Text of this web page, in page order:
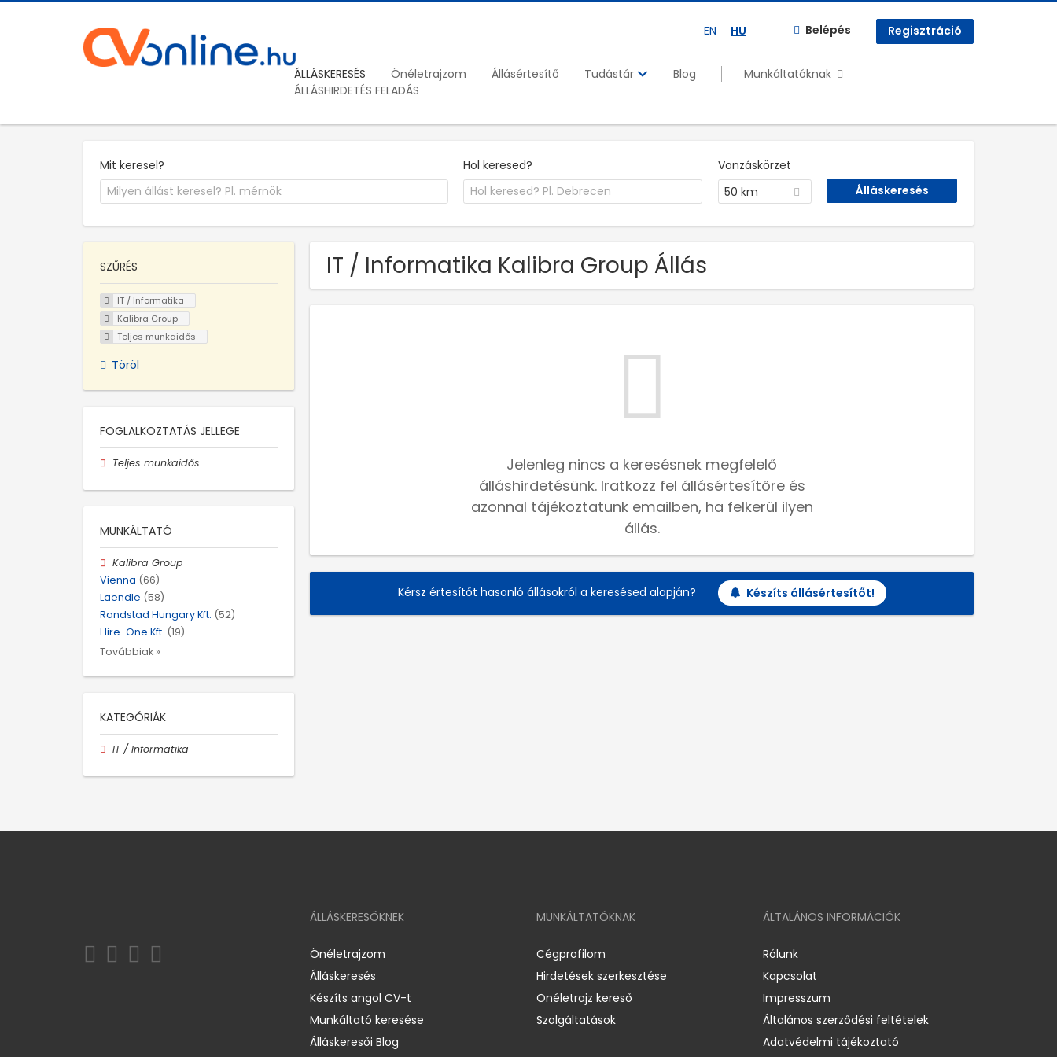
EN HU Belépés Regisztráció
ÁLLÁSKERESÉS Önéletrajzom Állásértesítő Tudástár Blog
Munkáltatóknak
ÁLLÁSHIRDETÉS FELADÁS
Mit keresel? Hol keresed?
Vonzáskörzet
50 km
IT / Informatika Kalibra Group Állás
Jelenleg nincs a keresésnek megfelelő
álláshirdetésünk. Iratkozz fel állásértesítőre és
azonnal tájékoztatunk emailben, ha felkerül ilyen
állás.
Kérsz értesítőt hasonló állásokról a keresésed alapján? Készíts állásértesítőt!
SZŰRÉS
IT / Informatika
Kalibra Group
Teljes munkaidős
Töröl
FOGLALKOZTATÁS JELLEGE
Teljes munkaidős
MUNKÁLTATÓ
Kalibra Group
Vienna (66)
Laendle (58)
Randstad Hungary Kft. (52)
Hire-One Kft. (19)
Továbbiak »
KATEGÓRIÁK
IT / Informatika
ÁLLÁSKERESŐKNEK
Önéletrajzom
Álláskeresés
Készíts angol CV-t
Munkáltató keresése
Álláskeresői Blog
MUNKÁLTATÓKNAK
Cégprofilom
Hirdetések szerkesztése
Önéletrajz kereső
Szolgáltatások
ÁLTALÁNOS INFORMÁCIÓK
Rólunk
Kapcsolat
Impresszum
Általános szerződési feltételek
Adatvédelmi tájékoztató